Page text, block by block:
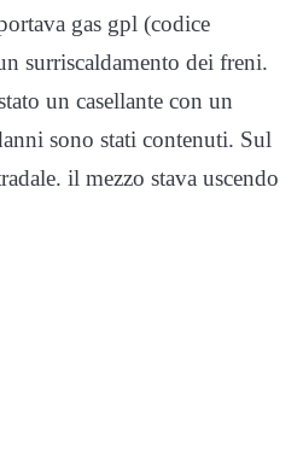
gas gpl (codice
surriscaldamento dei freni.
un casellante con un
sono stati contenuti. Sul
il mezzo stava uscendo